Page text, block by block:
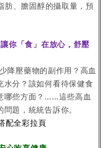
肪、膽固醇的攝取量，預
你「食」在放心，舒壓
降壓藥物的副作用？高血
水分？該如何看待保健食
哪些方面？……這些高血
題，統統告訴你。
配全彩拉頁